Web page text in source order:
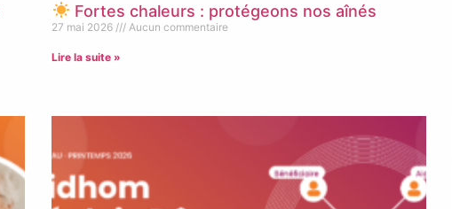
Fortes chaleurs : protégeons nos aînés
27 mai 2026 Aucun commentaire
Lire la suite »